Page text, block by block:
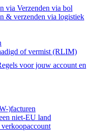
via Verzenden via bol
& verzenden via logistiek
of vermist (RLIM)
voor jouw account en
)facturen
niet-EU land